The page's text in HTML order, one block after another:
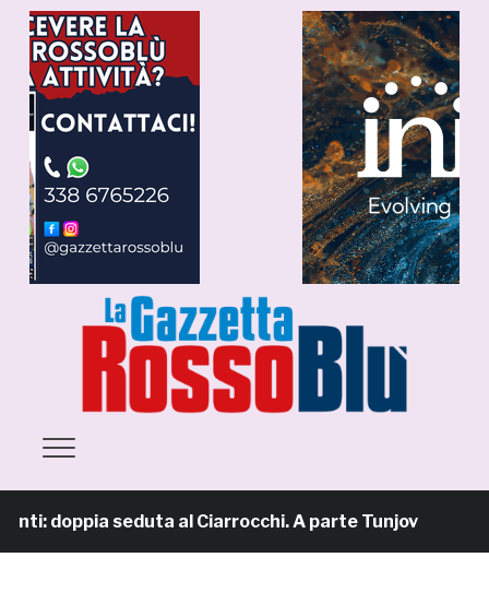
doppia seduta al Ciarrocchi. A parte Tunjov